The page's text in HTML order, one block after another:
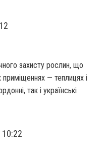
захисту рослин, що
— теплицях і
так і українські